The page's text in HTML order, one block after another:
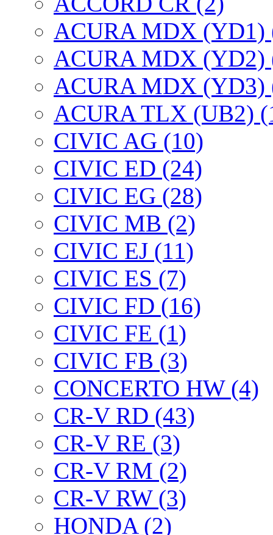
ACURA MDX (YD1)
ACURA MDX (YD2)
ACURA MDX (YD3)
ACURA TLX (UB2)
CIVIC AG (10)
CIVIC ED (24)
CIVIC EG (28)
CIVIC МВ (2)
CIVIC EJ (11)
CIVIC ES (7)
CIVIC FD (16)
CIVIC FE (1)
CIVIC FB (3)
CONCERTO HW (4)
CR-V RD (43)
CR-V RE (3)
CR-V RM (2)
CR-V RW (3)
HONDA (2)